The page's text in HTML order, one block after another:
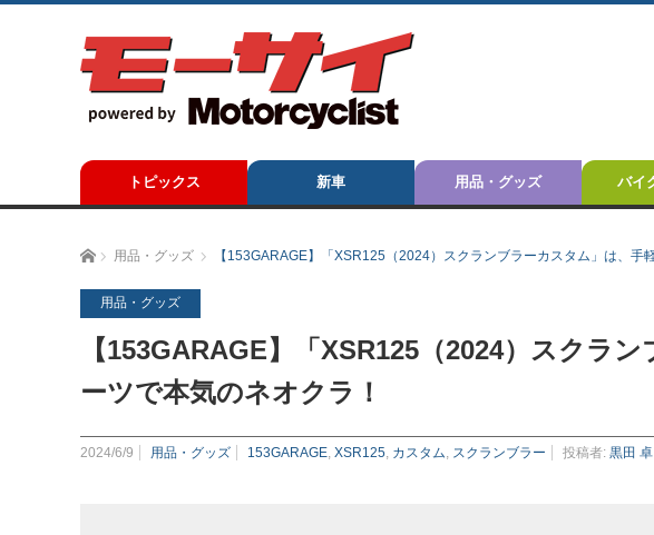
トピックス 新車 用品・グッズ バイ
ホーム用品・グッズ 【153GARAGE】「XSR125（2024）スクランブラーカスタム」は、手
用品・グッズ
【153GARAGE】「XSR125（2024）スクラ
ーツで本気のネオクラ！
2024/6/9 用品・グッズ 153GARAGE XSR125 カスタム スクランブラー 投稿者: 黒田 卓